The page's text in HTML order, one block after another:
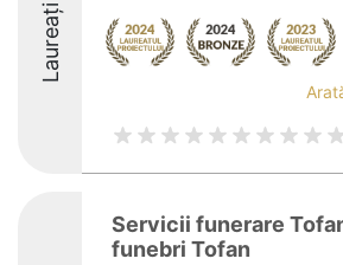
Laureați
Servicii funerare
funebri Tofan